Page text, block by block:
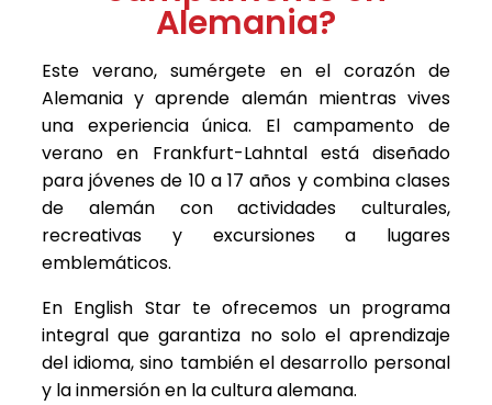
Alemania?
Este verano, sumérgete en el corazón de
Alemania y aprende alemán mientras vives
una experiencia única. El campamento de
verano en Frankfurt-Lahntal está diseñado
para jóvenes de 10 a 17 años y combina clases
de alemán con actividades culturales,
recreativas y excursiones a lugares
emblemáticos.
En English Star te ofrecemos un programa
integral que garantiza no solo el aprendizaje
del idioma, sino también el desarrollo personal
y la inmersión en la cultura alemana.